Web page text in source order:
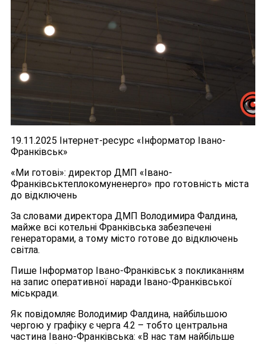
19.11.2025 Інтернет-ресурс «Інформатор Івано-
Франківськ»
«Ми готові»: директор ДМП «Івано-
Франківськтеплокомуненерго» про готовність міста
до відключень
За словами директора ДМП Володимира Фалдина,
майже всі котельні Франківська забезпечені
генераторами, а тому місто готове до відключень
світла.
Пише Інформатор Івано-Франківськ з покликанням
на запис оперативної наради Івано-Франківської
міськради.
Як повідомляє Володимир Фалдина, найбільшою
чергою у графіку є черга 4.2 – тобто центральна
частина Івано-Франківська: «В нас там найбільше